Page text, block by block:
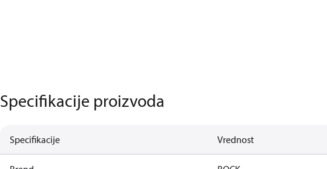
Specifikacije proizvoda
Specifikacije Vrednost